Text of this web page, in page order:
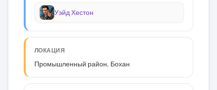
Уэйд Хестон
ЛОКАЦИЯ
Промышленный район, Бохан